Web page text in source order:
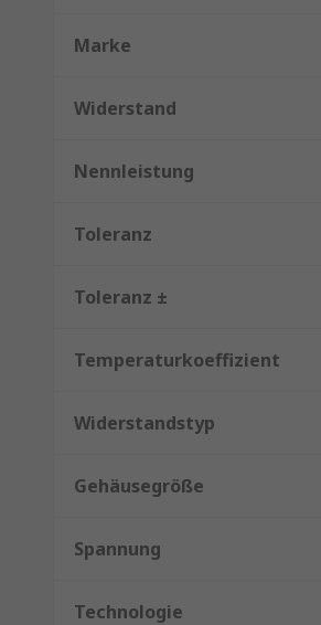
Bereitstellen einer
Marke
Widerstand
Nennleistung
Toleranz
Toleranz ±
Temperaturkoeffizient
Widerstandstyp
Gehäusegröße
Spannung
Technologie